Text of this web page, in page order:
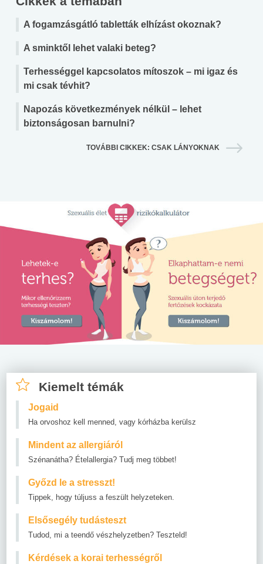
A fogamzásgátló tabletták elhízást okoznak?
A sminktől lehet valaki beteg?
Terhességgel kapcsolatos mítoszok – mi igaz és
mi csak tévhit?
Napozás következmények nélkül – lehet
biztonságosan barnulni?
TOVÁBBI CIKKEK: CSAK LÁNYOKNAK
Kiemelt témák
Jogaid
Ha orvoshoz kell menned, vagy kórházba kerülsz
Mindent az allergiáról
Szénanátha? Ételallergia? Tudj meg többet!
Győzd le a stresszt!
Tippek, hogy túljuss a feszült helyzeteken.
Elsősegély tudásteszt
Tudod, mi a teendő vészhelyzetben? Teszteld!
Kérdések a korai terhességről